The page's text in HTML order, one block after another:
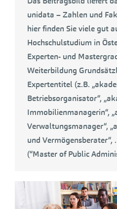
unidata – Zahlen und
hier finden Sie viele gut
Hochschulstudium in
Experten- und
Weiterbildung
Expertentitel (z.B.
Betriebsorganisator“,
Immobilienmanagerin“,
Verwaltungsmanager“,
und
(“Master of Public